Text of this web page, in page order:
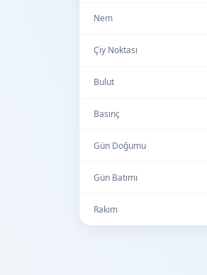
Nem
Çiy Noktası
Bulut
Basınç
Gün Doğumu
Gün Batımı
Rakım